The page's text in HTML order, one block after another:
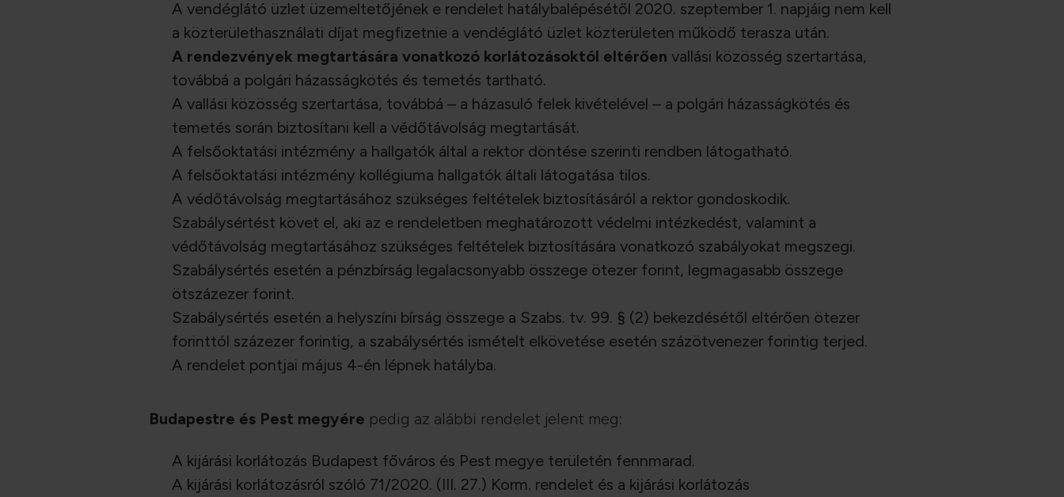
A vendéglátó üzlet üzemeltetőjének e rendelet hatálybalépésétől 2020. szeptember 1. napjáig nem kell
a közterülethasználati díjat megfizetnie a vendéglátó üzlet közterületen működő terasza után.
A rendezvények megtartására vonatkozó korlátozásoktól eltérően vallási közösség szertartása,
továbbá a polgári házasságkötés és temetés tartható.
A vallási közösség szertartása, továbbá – a házasuló felek kivételével – a polgári házasságkötés és
temetés során biztosítani kell a védőtávolság megtartását.
A felsőoktatási intézmény a hallgatók által a rektor döntése szerinti rendben látogatható.
A felsőoktatási intézmény kollégiuma hallgatók általi látogatása tilos.
A védőtávolság megtartásához szükséges feltételek biztosításáról a rektor gondoskodik.
Szabálysértést követ el, aki az e rendeletben meghatározott védelmi intézkedést, valamint a
védőtávolság megtartásához szükséges feltételek biztosítására vonatkozó szabályokat megszegi.
Szabálysértés esetén a pénzbírság legalacsonyabb összege ötezer forint, legmagasabb összege
ötszázezer forint.
Szabálysértés esetén a helyszíni bírság összege a Szabs. tv. 99. § (2) bekezdésétől eltérően ötezer
forinttól százezer forintig, a szabálysértés ismételt elkövetése esetén százötvenezer forintig terjed.
A rendelet pontjai május 4-én lépnek hatályba.
Budapestre és Pest megyére pedig az alábbi rendelet jelent meg:
A kijárási korlátozás Budapest főváros és Pest megye területén fennmarad.
A kijárási korlátozásról szóló 71/2020. (III. 27.) Korm. rendelet és a kijárási korlátozás